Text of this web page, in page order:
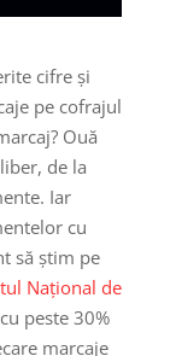
cifre și
pe cofrajul
Ouă
de la
Iar
cu
să știm pe
Național de
peste 30%
marcaje